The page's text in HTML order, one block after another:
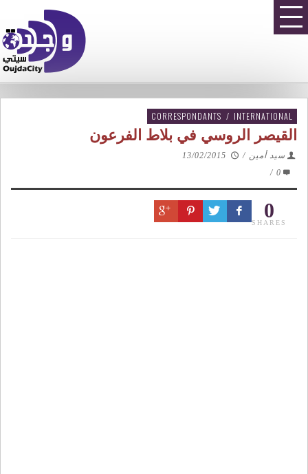
CORRESPONDANTS / INTERNATIONAL
القيصر الروسي في بلاط الفرعون
سيد أمين /
13/02/2015
0
/
0
SHARES